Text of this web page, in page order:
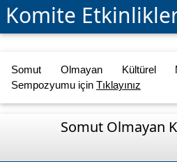
Komite
Somut Olmayan Kültürel
Sempozyumu için Tıklayınız
Somut Olmayan